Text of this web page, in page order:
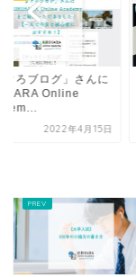
ぐろブログ」さんに
Online
2022年4月15日